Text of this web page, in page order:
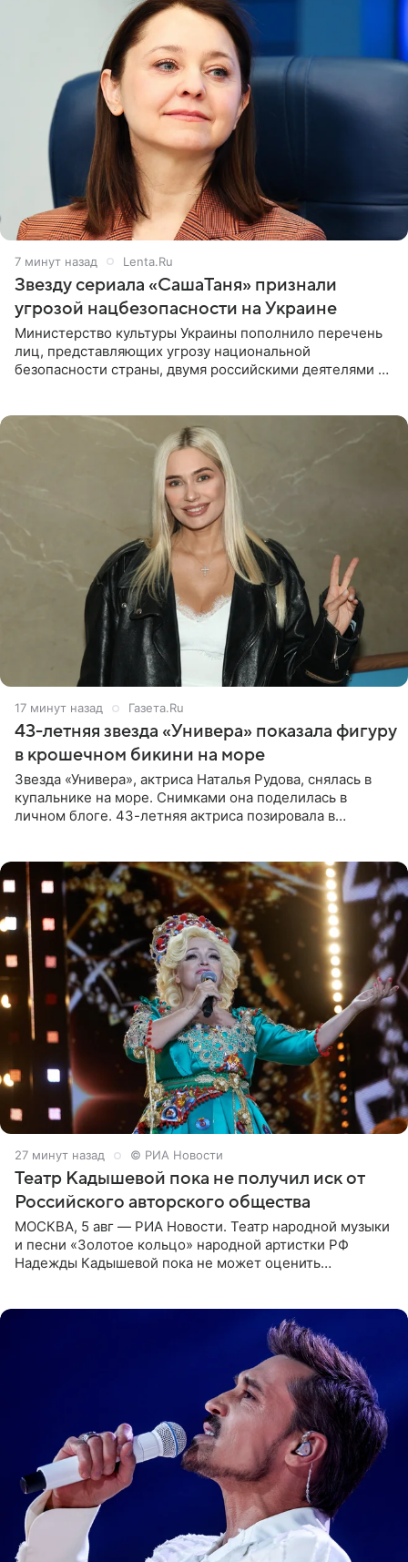
7 минут назад Lenta.Ru
Звезду сериала «СашаТаня» признали
угрозой нацбезопасности на Украине
Министерство культуры Украины пополнило перечень
лиц, представляющих угрозу национальной
безопасности страны, двумя российскими деятелями —
17 минут назад Газета.Ru
43-летняя звезда «Универа» показала фигуру
в крошечном бикини на море
Звезда «Универа», актриса Наталья Рудова, снялась в
купальнике на море. Снимками она поделилась в
личном блоге. 43-летняя актриса позировала в
27 минут назад © РИА Новости
Театр Кадышевой пока не получил иск от
Российского авторского общества
МОСКВА, 5 авг — РИА Новости. Театр народной музыки
и песни «Золотое кольцо» народной артистки РФ
Надежды Кадышевой пока не может оценить